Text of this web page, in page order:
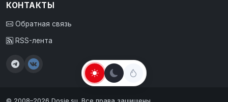
КОНТАКТЫ
Обратная связь
RSS-лента